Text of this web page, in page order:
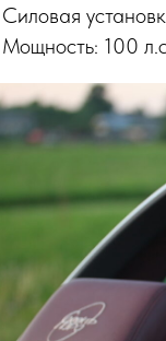
Силовая
Мощность: 100